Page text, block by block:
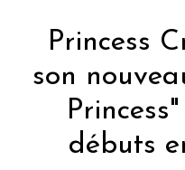
Princess
son
débuts